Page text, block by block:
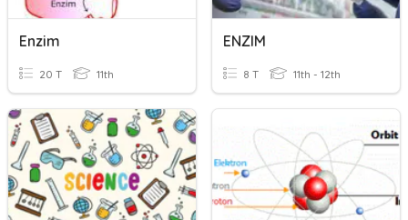
Enzim
20 T 11th
ENZIM
8 T 11th - 12th